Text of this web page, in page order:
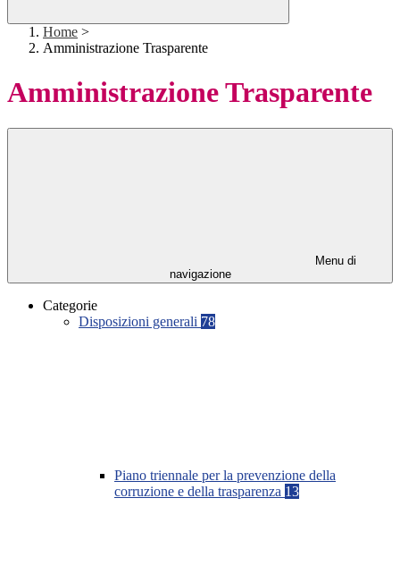
Home >
Amministrazione Trasparente
Amministrazione Trasparente
Menu di
navigazione
Categorie
Disposizioni generali 78
Piano triennale per la prevenzione della
corruzione e della trasparenza 13